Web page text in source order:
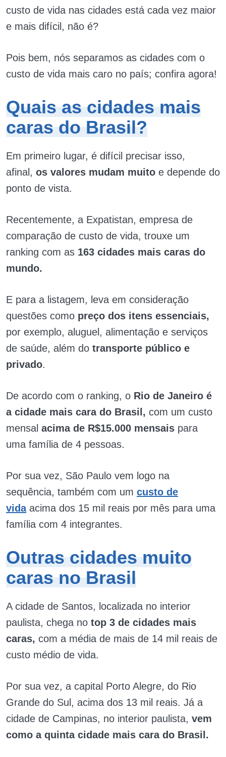
custo de vida nas cidades está cada vez maior
e mais difícil, não é?
Pois bem, nós separamos as cidades com o
custo de vida mais caro no país; confira agora!
Quais as cidades mais
caras do Brasil?
Em primeiro lugar, é difícil precisar isso,
afinal, os valores mudam muito e depende do
ponto de vista.
Recentemente, a Expatistan, empresa de
comparação de custo de vida, trouxe um
ranking com as 163 cidades mais caras do
mundo.
E para a listagem, leva em consideração
questões como preço dos itens essenciais,
por exemplo, aluguel, alimentação e serviços
de saúde, além do transporte público e
privado.
De acordo com o ranking, o Rio de Janeiro é
a cidade mais cara do Brasil, com um custo
mensal acima de R$15.000 mensais para
uma família de 4 pessoas.
Por sua vez, São Paulo vem logo na
sequência, também com um custo de
vida acima dos 15 mil reais por mês para uma
família com 4 integrantes.
Outras cidades muito
caras no Brasil
A cidade de Santos, localizada no interior
paulista, chega no top 3 de cidades mais
caras, com a média de mais de 14 mil reais de
custo médio de vida.
Por sua vez, a capital Porto Alegre, do Rio
Grande do Sul, acima dos 13 mil reais. Já a
cidade de Campinas, no interior paulista, vem
como a quinta cidade mais cara do Brasil.